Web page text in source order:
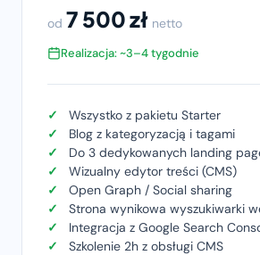
od 7 500 zł netto
Realizacja: ~3–4 tygodnie
Wszystko z pakietu Starter
Blog z kategoryzacją i tagami
Do 3 dedykowanych landing
Wizualny edytor treści (CMS)
Open Graph / Social sharing
Strona wynikowa wyszukiwarki
Integracja z Google Search
Szkolenie 2h z obsługi CMS